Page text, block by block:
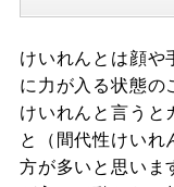
けいれんとは顔や
に力が入る状態の
けいれんと言うと
と（間代性けいれ
方が多いと思いま